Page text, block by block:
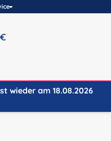
dem Merkzettel
wieder am 18.08.2026